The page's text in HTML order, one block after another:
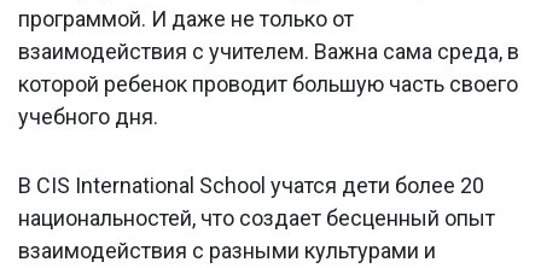
программой. И даже не только от
взаимодействия с учителем. Важна сама среда, в
которой ребенок проводит большую часть своего
учебного дня.
В CIS International School учатся дети более 20
национальностей, что создает бесценный опыт
взаимодействия с разными культурами и